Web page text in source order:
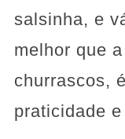
salsinha, e
melhor que
churrascos,
praticidade